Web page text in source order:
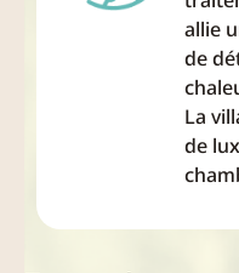
la
allie
de
La
de